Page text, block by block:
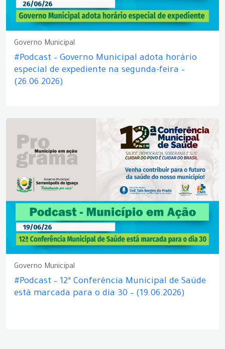
Governo Municipal
#Podcast – Governo Municipal adota horário
especial de expediente na segunda-feira –
(26.06.2026)
Governo Municipal
#Podcast – 12ª Conferência Municipal de Saúde
está marcada para o dia 30 – (19.06.2026)